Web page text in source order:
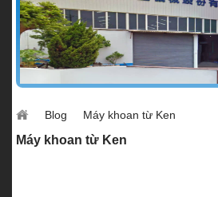
Blog Máy khoan từ Ken
Máy khoan từ Ken